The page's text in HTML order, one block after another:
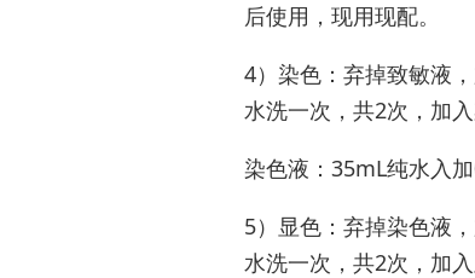
后使⽤，现⽤现配。
4）染色：弃掉致敏液
水洗⼀次，共2次，加
染色液：35mL纯水⼊
5）显色：弃掉染色液
水洗⼀次，共2次，加